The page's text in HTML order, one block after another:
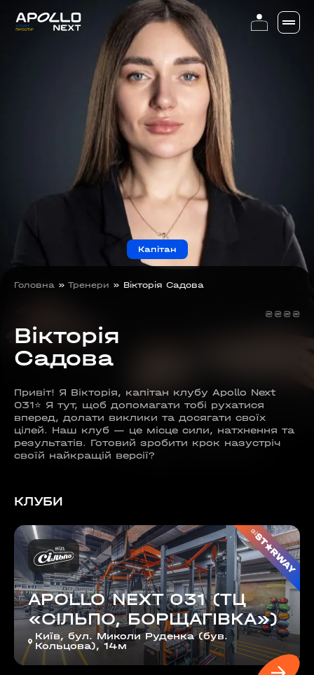
Капітан
Головна » Тренери » Вікторія Садова
₴
₴
₴
₴
Вікторія
Садова
Привіт! Я Вікторія, капітан клубу Apollo Next
031⭐️ Я тут, щоб допомагати тобі рухатися
вперед, долати виклики та досягати своїх
цілей. Наш клуб — це місце сили, натхнення та
результатів. Готовий зробити крок назустріч
своїй найкращій версії?
КЛУБИ
зі
APOLLO NEXT 031 (ТЦ
«СІЛЬПО, БОРЩАГІВКА»)
Київ, бул. Миколи Руденка (був.
Кольцова), 14м